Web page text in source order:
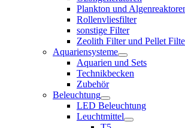
Plankton und
Rollenvliesfilter
sonstige Filter
Zeolith Filter und Pellet
Aquariensysteme
Aquarien und Sets
Technikbecken
Zubehör
Beleuchtung
LED Beleuchtung
Leuchtmittel